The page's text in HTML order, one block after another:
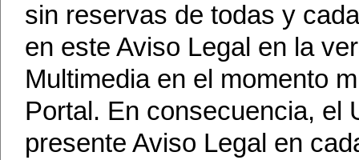
sin reservas de todas y
en este Aviso Legal en la
Multimedia en el momento
Portal. En consecuencia, el
presente Aviso Legal en